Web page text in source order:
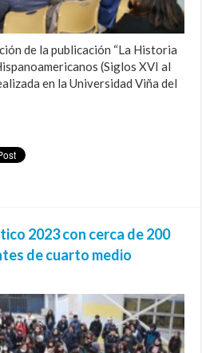
de la publicación “La Historia
(Siglos XVI al
en la Universidad Viña del
2023 con cerca de 200
de cuarto medio